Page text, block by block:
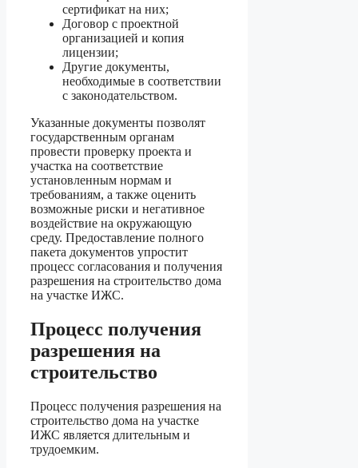
сертификат на них;
Договор с проектной
организацией и копия
лицензии;
Другие документы,
необходимые в соответствии
с законодательством.
Указанные документы позволят
государственным органам
провести проверку проекта и
участка на соответствие
установленным нормам и
требованиям, а также оценить
возможные риски и негативное
воздействие на окружающую
среду. Предоставление полного
пакета документов упростит
процесс согласования и получения
разрешения на строительство дома
на участке ИЖС.
Процесс получения
разрешения на
строительство
Процесс получения разрешения на
строительство дома на участке
ИЖС является длительным и
трудоемким.